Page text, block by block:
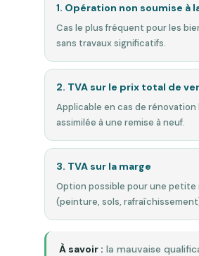
1. Opération non soumise à
Cas le plus fréquent pour les
sans travaux significatifs.
2. TVA sur le prix total de
Applicable en cas de rénovation
assimilée à une remise à neuf.
3. TVA sur la marge
Option possible pour une petite
(peinture, sols,
À savoir : la mauvaise